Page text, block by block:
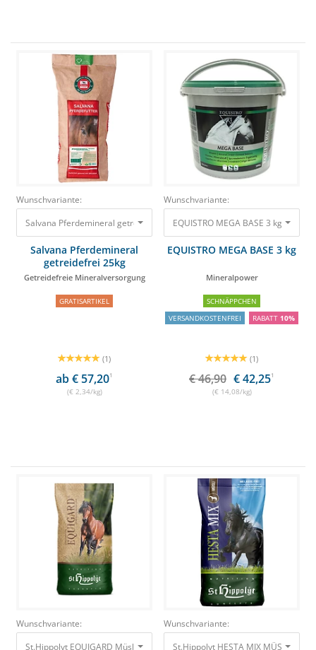
Wunschvariante:
Salvana Pferdemineral
getreidefrei 25kg
Getreidefreie Mineralversorgung
GRATISARTIKEL
(1)
ab € 57,201
(€ 2,34/kg)
Wunschvariante:
EQUISTRO MEGA BASE 3 kg
EQUISTRO MEGA BASE 3 kg
Mineralpower
SCHNÄPPCHEN
VERSANDKOSTENFREI
RABATT 10%
(1)
€ 46,90 € 42,251
(€ 14,08/kg)
Wunschvariante:
St.Hippolyt EQUIGARD Müsli 20kg Getreidefrei & Low carb 33,80 €
Wunschvariante: